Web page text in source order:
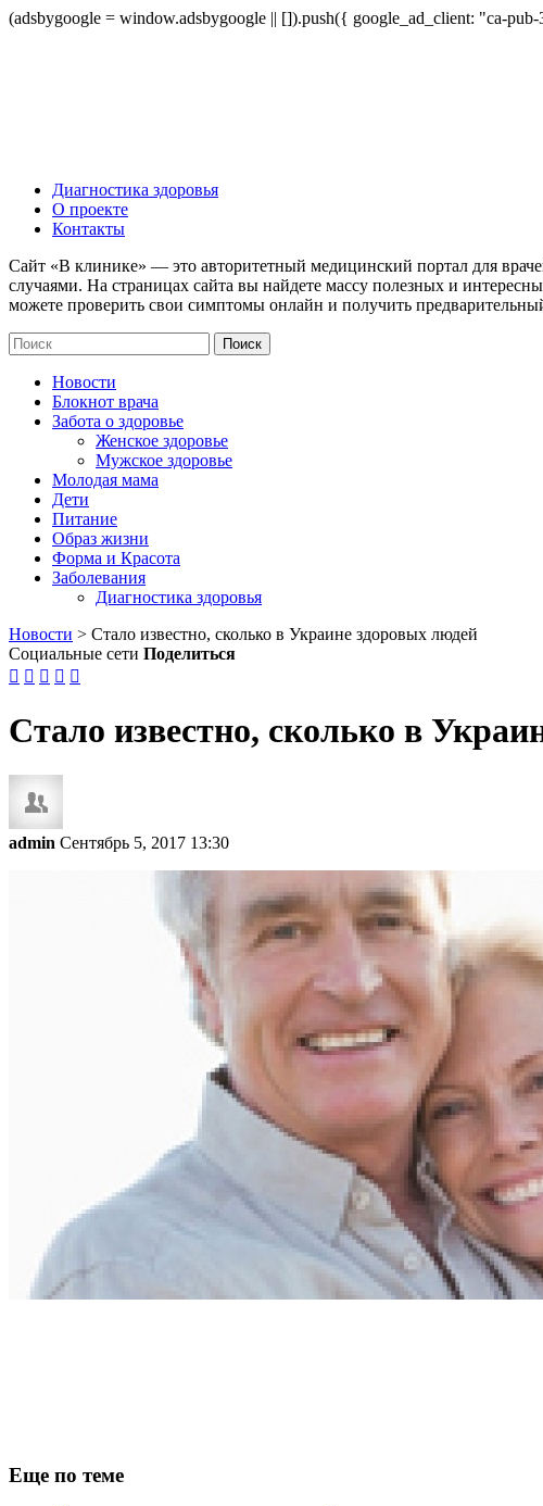
(adsbygoogle = window.adsbygoogle || []).push({ google_ad_client: "ca-
Диагностика здоровья
О проекте
Контакты
Сайт «В клинике» — это авторитетный медицинский портал для
случаями. На страницах сайта вы найдете массу полезных и
можете проверить свои симптомы онлайн и получить
Новости
Блокнот врача
Забота о здоровье
Женское здоровье
Мужское здоровье
Молодая мама
Дети
Питание
Образ жизни
Форма и Красота
Заболевания
Диагностика здоровья
Новости > Стало известно, сколько в Украине здоровых людей
Социальные сети Поделиться
    
Стало известно, сколько в
admin Сентябрь 5, 2017 13:30
Еще по теме